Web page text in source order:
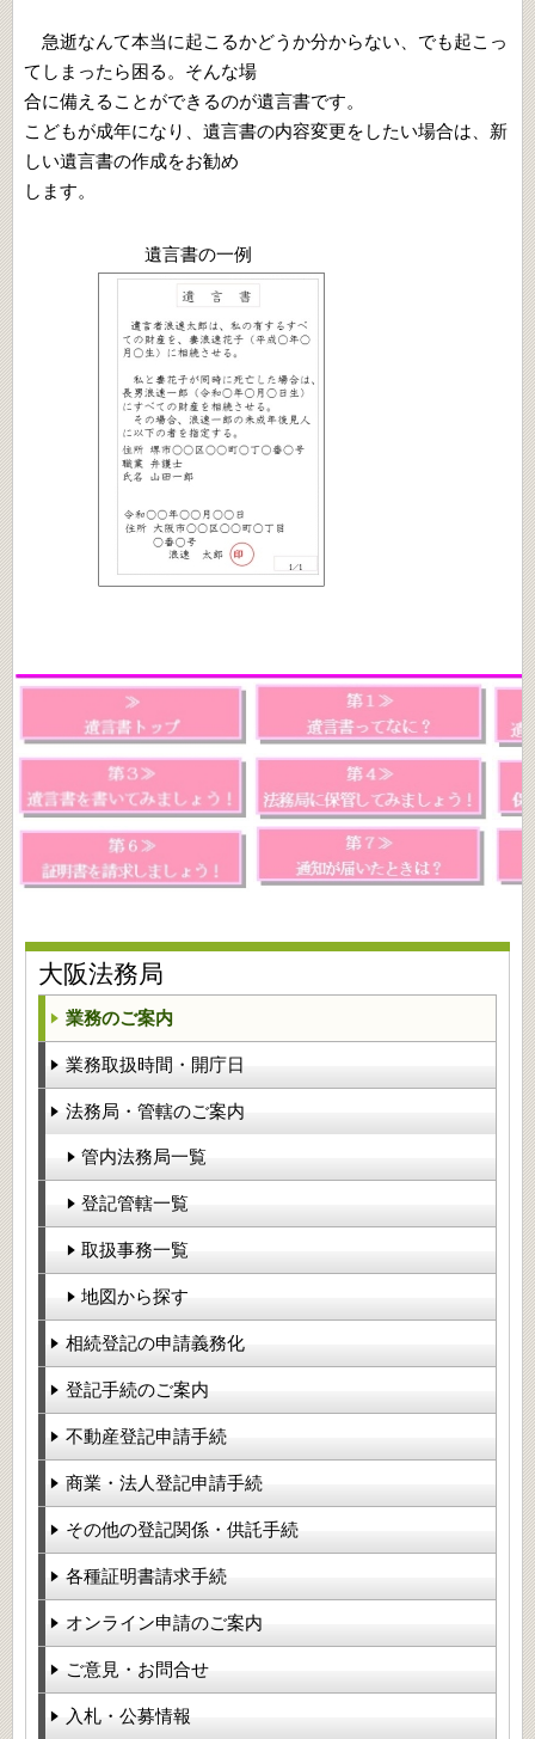
急逝なんて本当に起こるかどうか分からない、でも起こっ
てしまったら困る。そんな場
合に備えることができるのが遺言書です。
こどもが成年になり、遺言書の内容変更をしたい場合は、新
しい遺言書の作成をお勧め
します。
遺言書の一例
大阪法務局
業務のご案内
業務取扱時間・開庁日
法務局・管轄のご案内
管内法務局一覧
登記管轄一覧
取扱事務一覧
地図から探す
相続登記の申請義務化
登記手続のご案内
不動産登記申請手続
商業・法人登記申請手続
その他の登記関係・供託手続
各種証明書請求手続
オンライン申請のご案内
ご意見・お問合せ
入札・公募情報